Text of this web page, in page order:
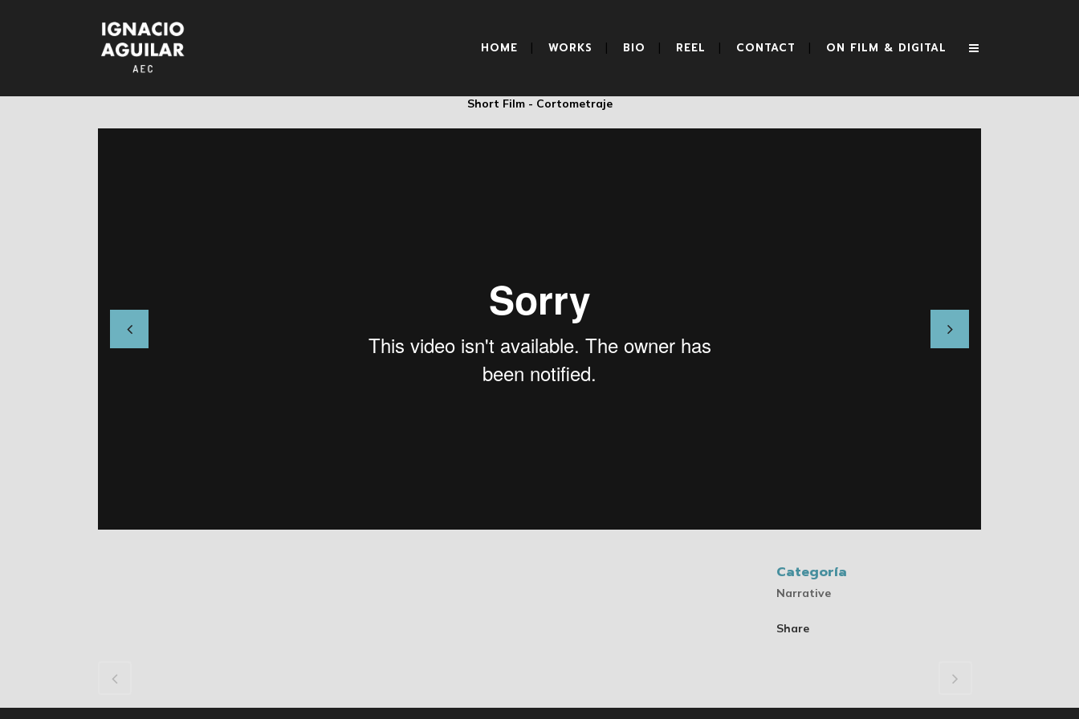
HOME WORKS BIO REEL CONTACT ON FILM & DIGITAL
CARAOSCURA
Short Film - Cortometraje
Categoría
Narrative
Share